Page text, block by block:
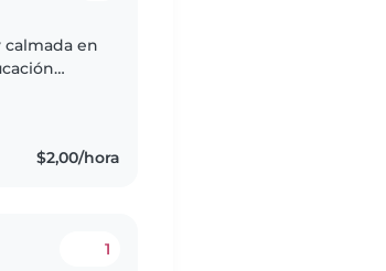
calmada en
$2,00/hora
1